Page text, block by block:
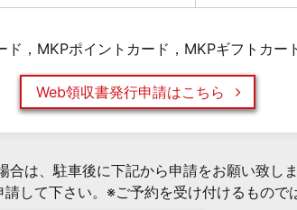
ド，MKPポイントカード，MKPギフトカー
Web領収書発行申請はこちら
合は、駐車後に下記から申請をお願い致し
請して下さい。※ご予約を受け付けるもので